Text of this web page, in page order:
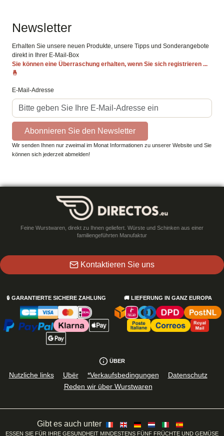
Newsletter
Erhalten Sie unsere neuen Produkte, unsere Tipps und Sonderangebote
direkt in Ihrer E-Mail-Box
Sie können eine Überraschung erhalten, wenn Sie sich registrieren ...
🤞
E-Mail-Adresse
Abonnieren Sie den Newsletter
Wir senden Ihnen nur zweimal im Monat Informationen zu unserer Website und Sie
können sich jederzeit abmelden!
Feine Wurstwaren, direkt zu Ihnen geliefert. Würste und Schinken aus einer
familiengeführten Manufaktur
Kontaktieren Sie uns
🔒 GARANTIERTE SICHERE ZAHLUNG 🚚 LIEFERUNG IN GANZ EUROPA
ÜBER
Nutzliche links Ubër *Verkaufsbedingungen
Datenschutz
Reden wir über Wurstwaren
Gibt es auch unter
ESSEN SIE FÜR IHRE GESUNDHEIT MINDESTENS FÜNF FRÜCHTE UND GEMÜSE